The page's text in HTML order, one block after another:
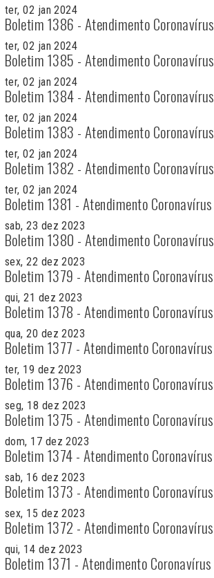
ter, 02 jan 2024
Boletim 1386 - Atendimento Coronavírus
ter, 02 jan 2024
Boletim 1385 - Atendimento Coronavírus
ter, 02 jan 2024
Boletim 1384 - Atendimento Coronavírus
ter, 02 jan 2024
Boletim 1383 - Atendimento Coronavírus
ter, 02 jan 2024
Boletim 1382 - Atendimento Coronavírus
ter, 02 jan 2024
Boletim 1381 - Atendimento Coronavírus
sab, 23 dez 2023
Boletim 1380 - Atendimento Coronavírus
sex, 22 dez 2023
Boletim 1379 - Atendimento Coronavírus
qui, 21 dez 2023
Boletim 1378 - Atendimento Coronavírus
qua, 20 dez 2023
Boletim 1377 - Atendimento Coronavírus
ter, 19 dez 2023
Boletim 1376 - Atendimento Coronavírus
seg, 18 dez 2023
Boletim 1375 - Atendimento Coronavírus
dom, 17 dez 2023
Boletim 1374 - Atendimento Coronavírus
sab, 16 dez 2023
Boletim 1373 - Atendimento Coronavírus
sex, 15 dez 2023
Boletim 1372 - Atendimento Coronavírus
qui, 14 dez 2023
Boletim 1371 - Atendimento Coronavírus